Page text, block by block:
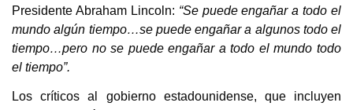
Presidente Abraham Lincoln: “Se puede engañar a todo el
mundo algún tiempo…se puede engañar a algunos todo el
tiempo…pero no se puede engañar a todo el mundo todo
el tiempo”.
Los críticos al gobierno estadounidense, que incluyen